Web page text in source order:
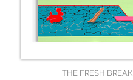
THE FRESH BREAK